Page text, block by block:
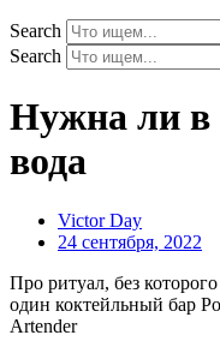
Search
Search
Нужна ли в
вода
Victor Day
24 сентября, 2022
Про ритуал, без
один коктейльный бар
Artender